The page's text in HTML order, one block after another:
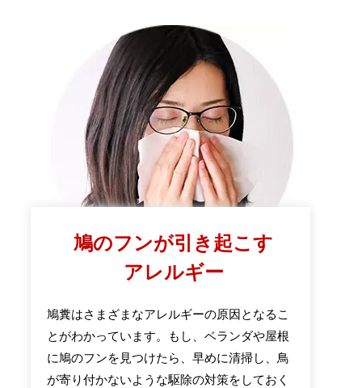
鳩のフンが引き起こす
アレルギー
鳩糞はさまざまなアレルギーの原因となるこ
とがわかっています。もし、ベランダや屋根
に鳩のフンを見つけたら、早めに清掃し、鳥
が寄り付かないような駆除の対策をしておく